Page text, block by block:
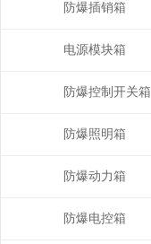
防爆插销箱
电源模块箱
防爆控制开关箱
防爆照明箱
防爆动力箱
防爆电控箱